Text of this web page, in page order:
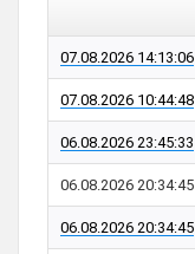
07.08.2026 14:13:06
07.08.2026 10:44:48
06.08.2026 23:45:33
06.08.2026 20:34:45
06.08.2026 20:34:45